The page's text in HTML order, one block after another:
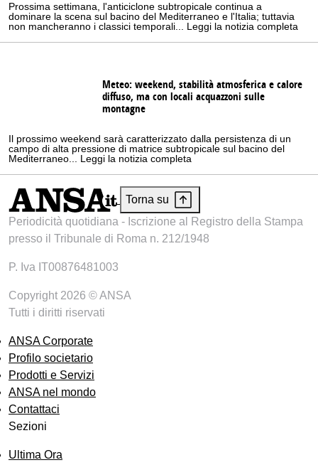
Prossima settimana, l'anticiclone subtropicale continua a
dominare la scena sul bacino del Mediterraneo e l'Italia; tuttavia
non mancheranno i classici temporali... Leggi la notizia completa
Meteo: weekend, stabilità atmosferica e calore
diffuso, ma con locali acquazzoni sulle
montagne
Il prossimo weekend sarà caratterizzato dalla persistenza di un
campo di alta pressione di matrice subtropicale sul bacino del
Mediterraneo... Leggi la notizia completa
Torna su
Periodicità quotidiana - Iscrizione al Registro della Stampa
presso il Tribunale di Roma n. 212/1948
P. Iva IT00876481003
Copyright 2026 © ANSA
Tutti i diritti riservati
ANSA Corporate
Profilo societario
Prodotti e Servizi
ANSA nel mondo
Contattaci
Sezioni
Ultima Ora